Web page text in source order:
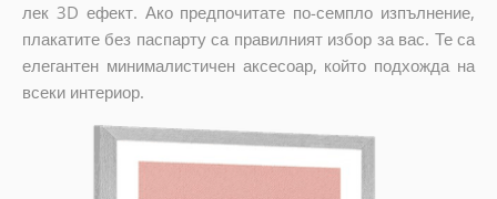
лек 3D ефект. Ако предпочитате по-семпло изпълнение,
плакатите без паспарту са правилният избор за вас. Те са
елегантен минималистичен аксесоар, който подхожда на
всеки интериор.